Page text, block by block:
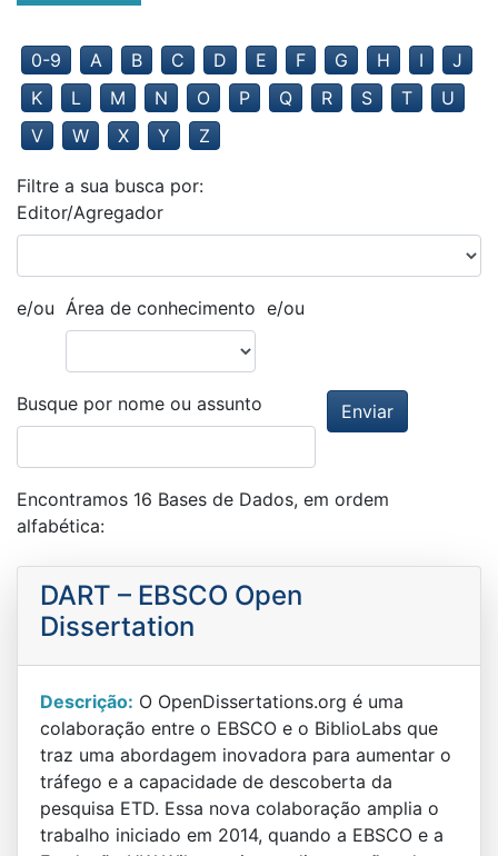
0-9 A B C D E F G H I
J
K
L M N O P Q R S T
U
V
W X Y Z
Filtre a sua busca por:
Editor/Agregador
e/ou Área de conhecimento e/ou
Busque por nome ou assunto Enviar
Encontramos 16 Bases de Dados, em ordem
alfabética:
DART – EBSCO Open
Dissertation
Descrição: O OpenDissertations.org é uma
colaboração entre o EBSCO e o BiblioLabs que
traz uma abordagem inovadora para aumentar o
tráfego e a capacidade de descoberta da
pesquisa ETD. Essa nova colaboração amplia o
trabalho iniciado em 2014, quando a EBSCO e a